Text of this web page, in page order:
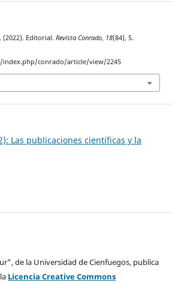
(2022). Editorial. Revista Conrado, 18(84), 5.
conrado/article/view/2245
Las publicaciones científicas y la
de la Universidad de Cienfuegos, publica
Licencia Creative Commons